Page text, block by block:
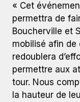
« Cet
permettra de
Boucherville et
mobilisé afin de
redoublera
permettre aux
tour. Nous
la hauteur de